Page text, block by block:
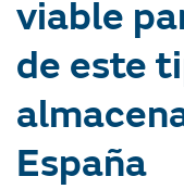
viable
de este
España